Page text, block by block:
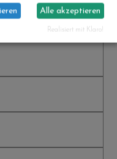
Alle akzeptieren
Realisiert mit Klaro!